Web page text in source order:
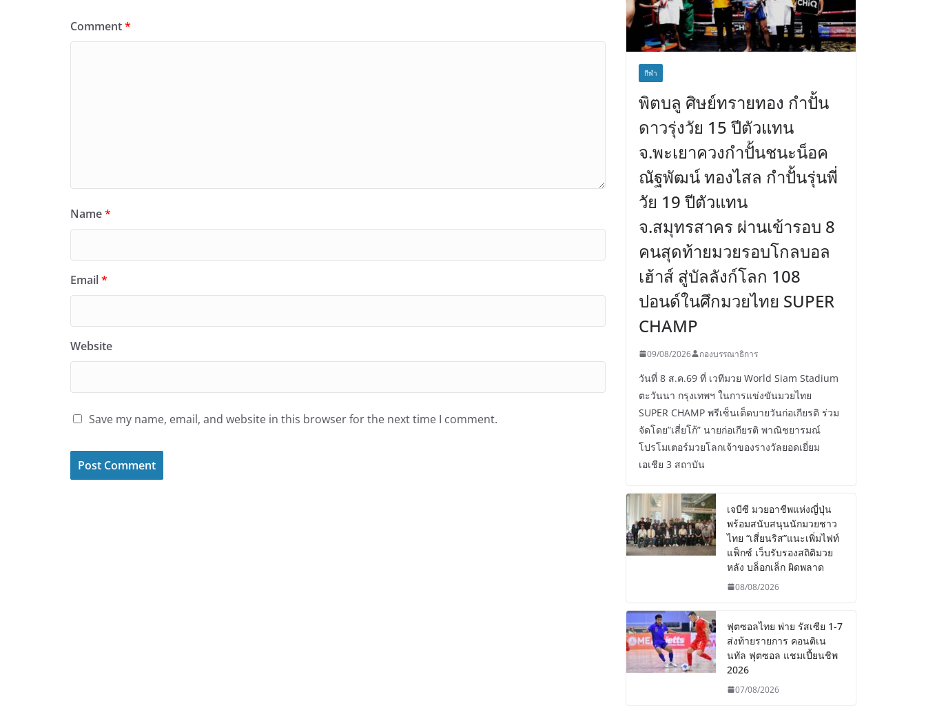
Comment*
Name*
Email*
Website
Save my name, email, and website in this browser for the next time I comment.
กีฬา
พิตบลู ศิษย์ทรายทอง กำปั้น
ดาวรุ่งวัย 15 ปีตัวแทน
จ.พะเยาควงกำปั้นชนะน็อค
ณัฐพัฒน์ ทองไสล กำปั้นรุ่นพี่
วัย 19 ปีตัวแทน
จ.สมุทรสาคร ผ่านเข้ารอบ 8
คนสุดท้ายมวยรอบโกลบอล
เฮ้าส์ สู่บัลลังก์โลก 108
ปอนด์ในศึกมวยไทย SUPER
CHAMP
09/08/2026 กองบรรณาธิการ
วันที่ 8 ส.ค.69 ที่ เวทีมวย World Siam Stadium
ตะวันนา กรุงเทพฯ ในการแข่งขันมวยไทย
SUPER CHAMP พรีเซ็นเต็ดบายวันก่อเกียรติ ร่วม
จัดโดย”เสี่ยโก้” นายก่อเกียรติ พาณิชยารมณ์
โปรโมเตอร์มวยโลกเจ้าของรางวัลยอดเยี่ยม
เอเชีย 3 สถาบัน
เจบีซี มวยอาชีพแห่งญี่ปุ่น
พร้อมสนับสนุนนักมวยชาว
ไทย “เสี่ยนริส”แนะเพิ่มไฟท์
แฟ็กซ์ เว็บรับรองสถิติมวย
หลัง บล็อกเล็ก ผิดพลาด
08/08/2026
ฟุตซอลไทย พ่าย รัสเซีย 1-7
ส่งท้ายรายการ คอนติเน
นทัล ฟุตซอล แชมเปี้ยนชิพ
2026
07/08/2026